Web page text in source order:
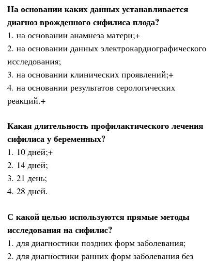
На основании каких данных устанавливается
диагноз врожденного сифилиса плода?
1. на основании анамнеза матери;+
2. на основании данных электрокардиографического
исследования;
3. на основании клинических проявлений;+
4. на основании результатов серологических
реакций.+
Какая длительность профилактического лечения
сифилиса у беременных?
1. 10 дней;+
2. 14 дней;
3. 21 день;
4. 28 дней.
С какой целью используются прямые методы
исследования на сифилис?
1. для диагностики поздних форм заболевания;
2. для диагностики ранних форм заболевания без